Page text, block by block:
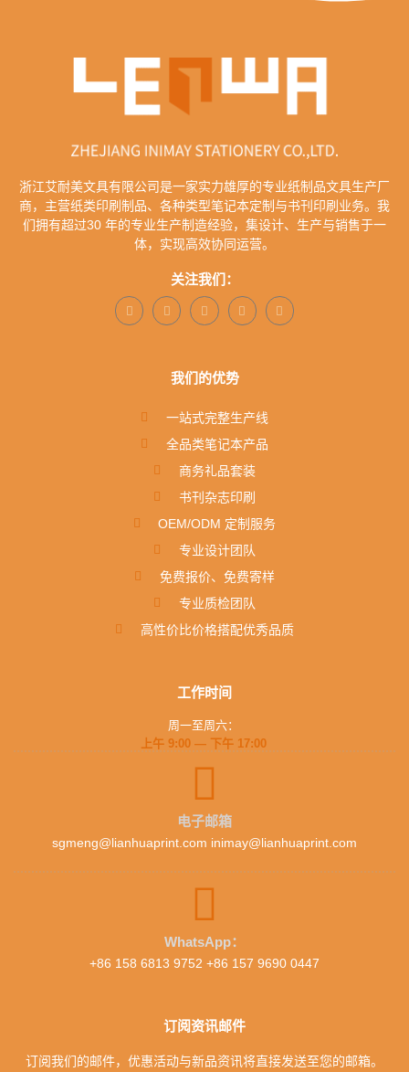
浙江艾耐美文具有限公司是一家实力雄厚的专业纸制品文具生产厂
商，主营纸类印刷制品、各种类型笔记本定制与书刊印刷业务。我
们拥有超过30 年的专业生产制造经验，集设计、生产与销售于一
体，实现高效协同运营。
关注我们：
我们的优势
一站式完整生产线
全品类笔记本产品
商务礼品套装
书刊杂志印刷
OEM/ODM 定制服务
专业设计团队
免费报价、免费寄样
专业质检团队
高性价比价格搭配优秀品质
工作时间
周一至周六：
上午 9:00 — 下午 17:00
电子邮箱
sgmeng@lianhuaprint.com inimay@lianhuaprint.com
WhatsApp：
+86 158 6813 9752 +86 157 9690 0447
订阅资讯邮件
订阅我们的邮件，优惠活动与新品资讯将直接发送至您的邮箱。